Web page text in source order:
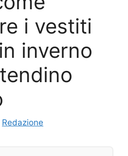
i vestiti
inverno
Redazione